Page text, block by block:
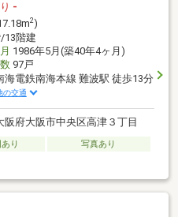
-
2)
13階建
1986年5月(築40年4ヶ月)
97戸
海電鉄南海本線 難波駅 徒歩13分
の交通
阪府大阪市中央区高津３丁目
り
写真あり